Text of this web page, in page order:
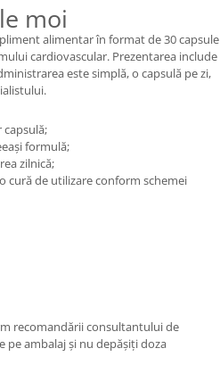
moi
alimentar în format de 30 capsule
cardiovascular. Prezentarea include
este simplă, o capsulă pe zi,
capsulă;
formulă;
zilnică;
cură de utilizare conform schemei
recomandării consultantului de
pe ambalaj și nu depășiți doza